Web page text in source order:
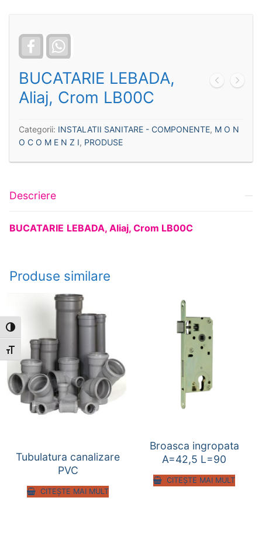
Toggle High Contrast
Toggle Font size
Facebook
BUCATARIE LEBADA,
Aliaj, Crom LB00C
Categorii: INSTALATII SANITARE - COMPONENTE, M O N
O C O M E N Z I, PRODUSE
Descriere
BUCATARIE LEBADA, Aliaj, Crom LB00C
Produse similare
Tubulatura canalizare
PVC
CITEȘTE MAI MULT
Broasca ingropata
A=42,5 L=90
CITEȘTE MAI MULT